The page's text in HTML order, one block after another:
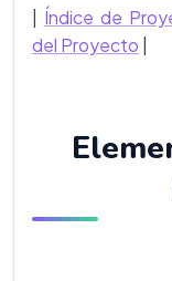
Índice de
del Proyecto